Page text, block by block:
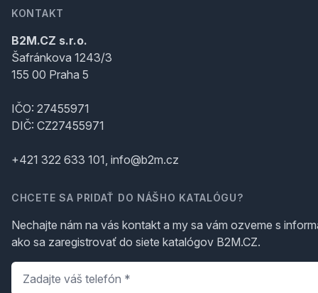
KONTAKT
B2M.CZ s.r.o.
Šafránkova 1243/3
155 00 Praha 5
IČO: 27455971
DIČ: CZ27455971
+421 322 633 101, info@b2m.cz
CHCETE SA PRIDAŤ DO NÁŠHO KATALÓGU?
Nechajte nám na vás kontakt a my sa vám ozveme s
ako sa zaregistrovať do siete katalógov B2M.CZ.
Telefón